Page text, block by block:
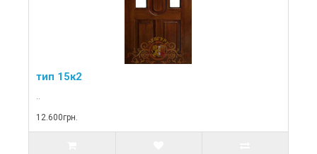
тип 15к2
..
12.600грн.